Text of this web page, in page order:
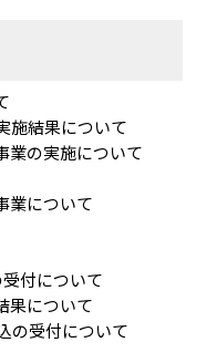
施結果について
の実施について
業について
付について
果について
の受付について